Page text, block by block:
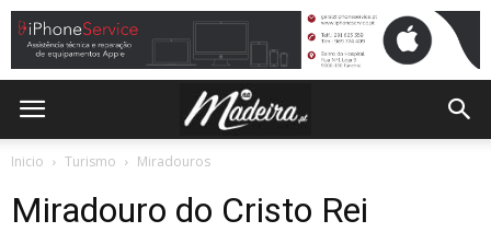
Inicio Turismo Miradouros
Miradouro do Cristo Rei